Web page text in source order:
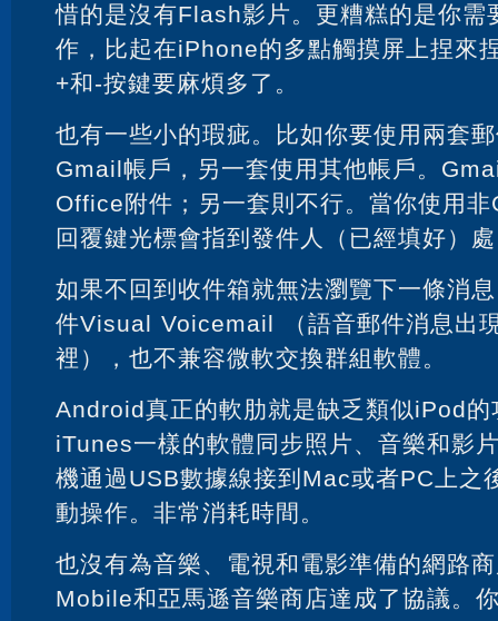
惜的是沒有Flash影片。更糟糕的是你需
作，比起在iPhone的多點觸摸屏上捏來
+和-按鍵要麻煩多了。
也有一些小的瑕疵。比如你要使用兩套
Gmail帳戶，另一套使用其他帳戶。
Office附件；另一套則不行。當你使用
回覆鍵光標會指到發件人（已經填好）
如果不回到收件箱就無法瀏覽下一條消
件Visual Voicemail （語音郵件消息出
裡），也不兼容微軟交換群組軟體。
Android真正的軟肋就是缺乏類似iPod的
iTunes一樣的軟體同步照片、音樂和影
機通過USB數據線接到Mac或者PC上之
動操作。非常消耗時間。
也沒有為音樂、電視和電影準備的網路
Mobile和亞馬遜音樂商店達成了協議。